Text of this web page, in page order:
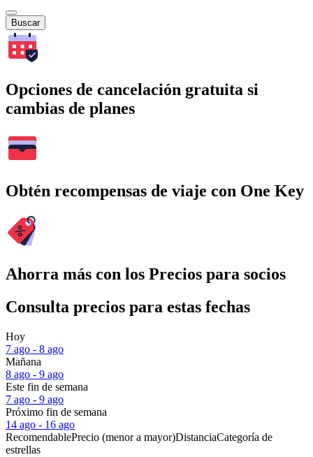
Buscar
Opciones de cancelación gratuita si
cambias de planes
Obtén recompensas de viaje con One Key
Ahorra más con los Precios para socios
Consulta precios para estas fechas
Hoy
7 ago - 8 ago
Mañana
8 ago - 9 ago
Este fin de semana
7 ago - 9 ago
Próximo fin de semana
14 ago - 16 ago
RecomendablePrecio (menor a mayor)DistanciaCategoría de
estrellas